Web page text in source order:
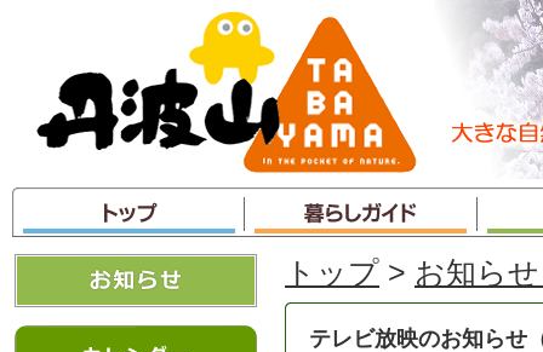
ャ
ン
プ
トップ > お知ら
テレビ放映のお知らせ